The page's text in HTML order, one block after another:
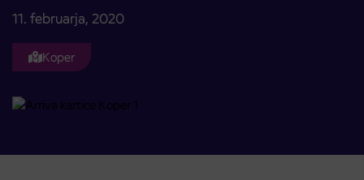
11. februarja, 2020
Koper